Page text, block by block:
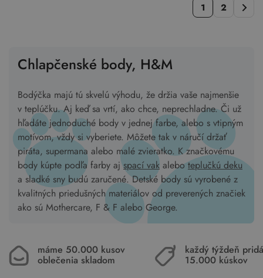
1
2
Chlapčenské body, H&M
Bodýčka majú tú skvelú výhodu, že držia vaše najmenšie
v teplúčku. Aj keď sa vrtí, ako chce, neprechladne. Či už
hľadáte jednoduché body v jednej farbe, alebo s vtipným
motívom, vždy si vyberiete. Môžete tak v náručí držať
piráta, supermana alebo malé zvieratko. K značkovému
body kúpte podľa farby ajspací vak aleboteplučkú deku
a sladké sny budú zaručené. Detské body sú vyrobené z
kvalitných priedušných materiálov od preverených značiek
ako sú Mothercare, F & F alebo George.
máme 50.000 kusov
oblečenia skladom
každý týždeň
15.000 kúskov